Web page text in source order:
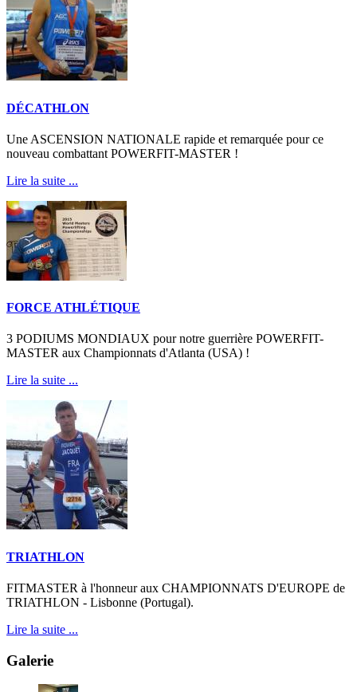
DÉCATHLON
Une ASCENSION NATIONALE rapide et remarquée pour ce
nouveau combattant POWERFIT-MASTER !
Lire la suite ...
FORCE ATHLÉTIQUE
3 PODIUMS MONDIAUX pour notre guerrière POWERFIT-
MASTER aux Championnats d'Atlanta (USA) !
Lire la suite ...
TRIATHLON
FITMASTER à l'honneur aux CHAMPIONNATS D'EUROPE de
TRIATHLON - Lisbonne (Portugal).
Lire la suite ...
Galerie